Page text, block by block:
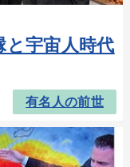
宇宙人時代
有名人の前世